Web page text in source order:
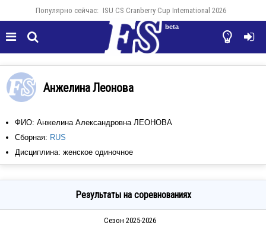
Популярно сейчас: ISU CS Cranberry Cup International 2026
  

beta
Анжелина Леонова
ФИО: Анжелина Александровна ЛЕОНОВА
Сборная: RUS
Дисциплина: женское одиночное
Результаты на соревнованиях
Сезон 2025-2026